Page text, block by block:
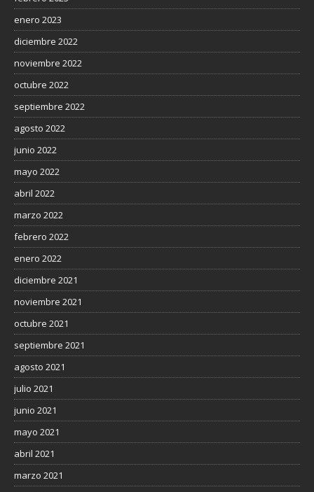
enero 2023
diciembre 2022
noviembre 2022
octubre 2022
septiembre 2022
agosto 2022
junio 2022
mayo 2022
abril 2022
marzo 2022
febrero 2022
enero 2022
diciembre 2021
noviembre 2021
octubre 2021
septiembre 2021
agosto 2021
julio 2021
junio 2021
mayo 2021
abril 2021
marzo 2021